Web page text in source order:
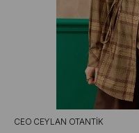
CEO CEYLAN OTANTIK